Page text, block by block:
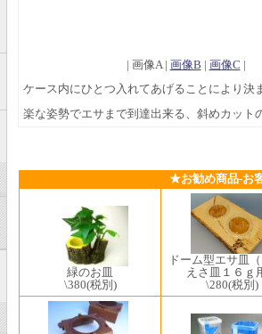
| 画像A | 画像B | 画像C |
ケース内にひとつ入れてあげることにより決
楽な姿勢でエサまで到達出来る、斜めカッ
★お勧め商品-お
緑のお皿
\380(税別)
ドーム型エサ皿
えさ皿１６ｇ
\280(税別)